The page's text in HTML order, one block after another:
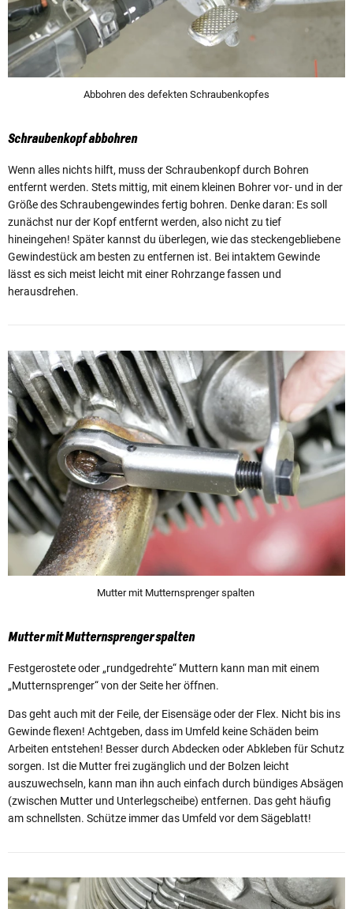
Abbohren des defekten Schraubenkopfes
Schraubenkopf abbohren
Wenn alles nichts hilft, muss der Schraubenkopf durch Bohren
entfernt werden. Stets mittig, mit einem kleinen Bohrer vor- und in der
Größe des Schraubengewindes fertig bohren. Denke daran: Es soll
zunächst nur der Kopf entfernt werden, also nicht zu tief
hineingehen! Später kannst du überlegen, wie das steckengebliebene
Gewindestück am besten zu entfernen ist. Bei intaktem Gewinde
lässt es sich meist leicht mit einer Rohrzange fassen und
herausdrehen.
Mutter mit Mutternsprenger spalten
Mutter mit Mutternsprenger spalten
Festgerostete oder „rundgedrehte“ Muttern kann man mit einem
„Mutternsprenger“ von der Seite her öffnen.
Das geht auch mit der Feile, der Eisensäge oder der Flex. Nicht bis ins
Gewinde flexen! Achtgeben, dass im Umfeld keine Schäden beim
Arbeiten entstehen! Besser durch Abdecken oder Abkleben für Schutz
sorgen. Ist die Mutter frei zugänglich und der Bolzen leicht
auszuwechseln, kann man ihn auch einfach durch bündiges Absägen
(zwischen Mutter und Unterlegscheibe) entfernen. Das geht häufig
am schnellsten. Schütze immer das Umfeld vor dem Sägeblatt!